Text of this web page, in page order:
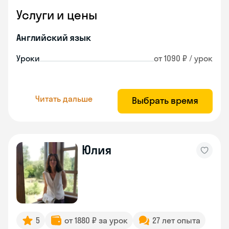
Услуги и цены
Английский язык
Уроки от 1090 ₽ / урок
Читать дальше Выбрать время
Юлия
5 от 1880 ₽ за урок 27 лет опыта